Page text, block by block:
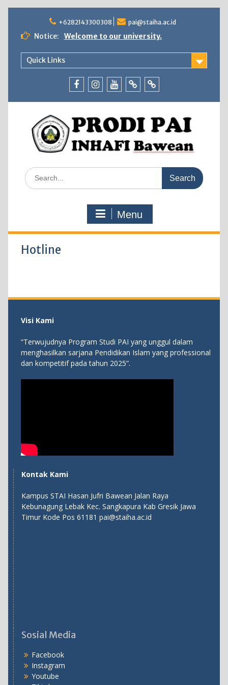
content
+6282143300308 pai@staiha.ac.id
Notice: Welcome to our university.
Quick Links
Search
for:
Menu
Hotline
Visi Kami
“Terwujudnya Program Studi PAI yang unggul dalam
menghasilkan sarjana Pendidikan Islam yang professional
dan kompetitif pada tahun 2025”.
Kontak Kami
Kampus STAI Hasan Jufri Bawean Jalan Raya
Kebunagung Lebak Kec. Sangkapura Kab Gresik Jawa
Timur Kode Pos 61181 pai@staiha.ac.id
Sosial Media
Facebook
Instagram
Youtube